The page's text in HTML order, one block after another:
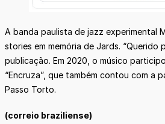
A banda paulista de jazz experimental
stories em memória de Jards. “Querido
publicação. Em 2020, o músico
“Encruza”, que também contou com a
Passo Torto.
(correio braziliense)